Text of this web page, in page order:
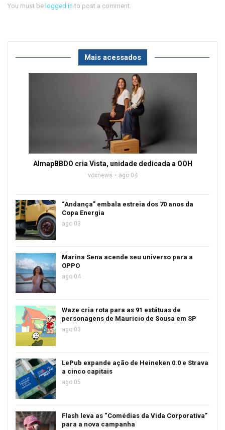
You must be logged in to post a comment.
Mais acessados
AlmapBBDO cria Vista, unidade dedicada a OOH
voxnews ago 04
“Andança” embala estreia dos 70 anos da
Copa Energia
ago 03
Marina Sena acende seu universo para a
OPPO
ago 04
Waze cria rota para as 91 estátuas de
personagens de Mauricio de Sousa em SP
ago 03
LePub expande ação de Heineken 0.0 e Strava
a cinco capitais
ago 05
Flash leva as “Comédias da Vida Corporativa”
para a nova campanha